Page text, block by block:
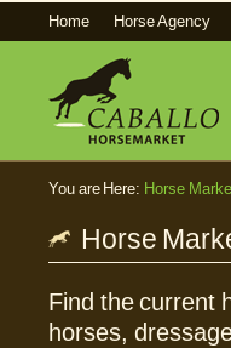
Home Horse Agency
You are Here: Horse
Horse
Find the current
horses,